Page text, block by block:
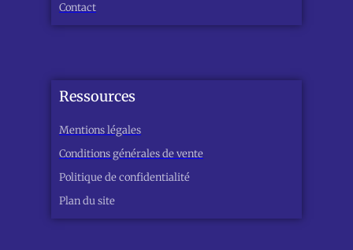
Contact
Ressources
Mentions légales
Conditions générales de vente
Politique de confidentialité
Plan du site